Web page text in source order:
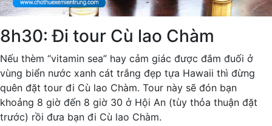
8h30: Đi tour Cù lao Chàm
Nếu thèm “vitamin sea” hay cảm giác được đắm đuối ở
vùng biển nước xanh cát trắng đẹp tựa Hawaii thì đừng
quên đặt tour đi Cù lao Chàm. Tour này sẽ đón bạn
khoảng 8 giờ đến 8 giờ 30 ở Hội An (tùy thỏa thuận đặt
trước) rồi đưa bạn đi Cù lao Chàm.